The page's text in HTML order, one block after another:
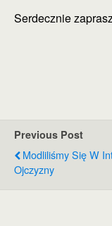
Serdecznie
Previous Post
Modliliśmy Się W
Ojczyzny